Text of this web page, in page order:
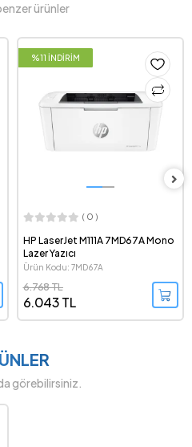
ürünler
%11 İNDİRİM
( 0 )
HP LaserJet M111A 7MD67A Mono
Lazer Yazıcı
Ürün Kodu: 7MD67A
6.043 TL
6.768 TL
görebilirsiniz.